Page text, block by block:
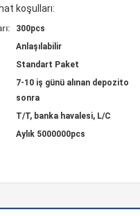
koşulları:
300pcs
Anlaşılabilir
Standart Paket
7-10 iş günü alınan depozito
sonra
T/T, banka havalesi, L/C
Aylık 5000000pcs